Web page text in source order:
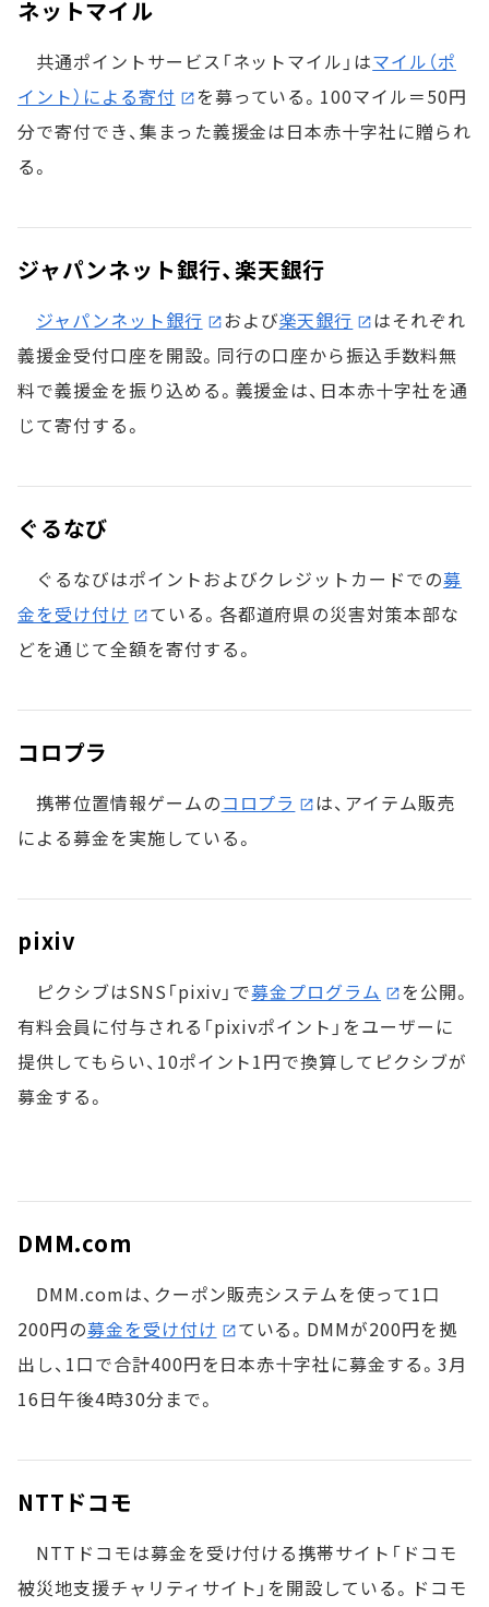
ネットマイル
共通ポイントサービス「ネットマイル」はマイル（ポ
イント）による寄付
を募っている。100マイル＝50円
分で寄付でき、集まった義援金は日本赤十字社に贈られ
る。
ジャパンネット銀行、楽天銀行
ジャパンネット銀行 および楽天銀行
はそれぞれ
義援金受付口座を開設。同行の口座から振込手数料無
料で義援金を振り込める。義援金は、日本赤十字社を通
じて寄付する。
ぐるなび
ぐるなびはポイントおよびクレジットカードでの募
金を受け付け
ている。各都道府県の災害対策本部な
どを通じて全額を寄付する。
コロプラ
携帯位置情報ゲームのコロプラ
は、アイテム販売
による募金を実施している。
pixiv
ピクシブはSNS「pixiv」で募金プログラム
を公開。
有料会員に付与される「pixivポイント」をユーザーに
提供してもらい、10ポイント1円で換算してピクシブが
募金する。
DMM.com
DMM.comは、クーポン販売システムを使って1口
200円の募金を受け付け
ている。DMMが200円を拠
出し、1口で合計400円を日本赤十字社に募金する。3月
16日午後4時30分まで。
NTTドコモ
NTTドコモは募金を受け付ける携帯サイト「ドコモ
被災地支援チャリティサイト」を開設している。ドコモ